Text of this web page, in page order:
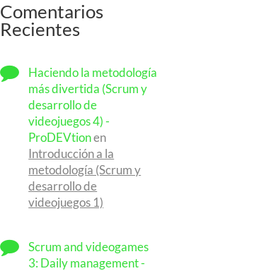
Comentarios
Recientes
Haciendo la metodología
más divertida (Scrum y
desarrollo de
videojuegos 4) -
ProDEVtionen
Introducción a la
metodología (Scrum y
desarrollo de
videojuegos 1)
Scrum and videogames
3: Daily management -